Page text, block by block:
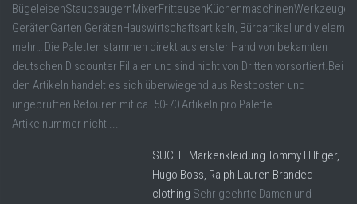
GerätenGarten GerätenHauswirtschaftsartikeln, Büroartikel und vielem
mehr… Die Paletten stammen direkt aus erster Hand von bekannten
deutschen Discounter Filialen und sind nicht von Dritten vorsortiert.Bei
den Artikeln handelt es sich überwiegend aus Restposten und
ungeprüften Retouren mit ca. 50-70 Artikeln pro Palette.
Artikelnummer nicht ...
SUCHE Markenkleidung Tommy Hilfiger,
Hugo Boss, Ralph Lauren Branded
clothing Sehr geehrte Damen und